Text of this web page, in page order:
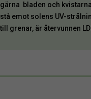
gärna bladen och
stå emot solens UV-
till grenar, är återvunnen